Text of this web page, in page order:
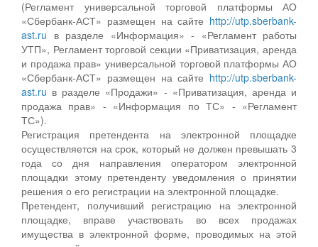
(Регламент универсальной торговой платформы АО
«Сбербанк-АСТ» размещен на сайте http://utp.sberbank-
ast.ru в разделе «Информация» - «Регламент работы
УТП», Регламент торговой секции «Приватизация, аренда
и продажа прав» универсальной торговой платформы АО
«Сбербанк-АСТ» размещен на сайте http://utp.sberbank-
ast.ru в разделе «Продажи» - «Приватизация, аренда и
продажа прав» - «Информация по ТС» - «Регламент
ТС»).
Регистрация претендента на электронной площадке
осуществляется на срок, который не должен превышать 3
года со дня направления оператором электронной
площадки этому претенденту уведомления о принятии
решения о его регистрации на электронной площадке.
Претендент, получивший регистрацию на электронной
площадке, вправе участвовать во всех продажах
имущества в электронной форме, проводимых на этой